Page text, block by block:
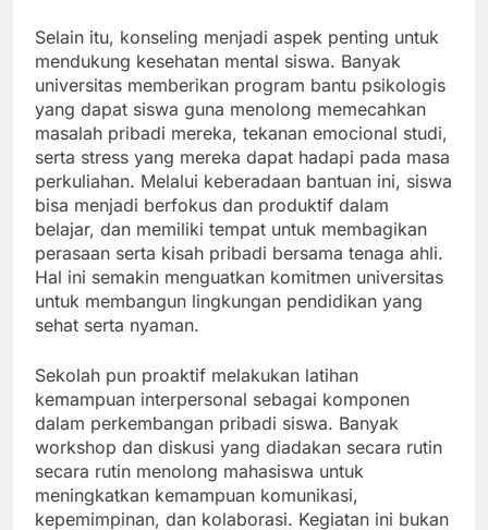
Selain itu, konseling menjadi aspek penting untuk
mendukung kesehatan mental siswa. Banyak
universitas memberikan program bantu psikologis
yang dapat siswa guna menolong memecahkan
masalah pribadi mereka, tekanan emocional studi,
serta stress yang mereka dapat hadapi pada masa
perkuliahan. Melalui keberadaan bantuan ini, siswa
bisa menjadi berfokus dan produktif dalam
belajar, dan memiliki tempat untuk membagikan
perasaan serta kisah pribadi bersama tenaga ahli.
Hal ini semakin menguatkan komitmen universitas
untuk membangun lingkungan pendidikan yang
sehat serta nyaman.
Sekolah pun proaktif melakukan latihan
kemampuan interpersonal sebagai komponen
dalam perkembangan pribadi siswa. Banyak
workshop dan diskusi yang diadakan secara rutin
secara rutin menolong mahasiswa untuk
meningkatkan kemampuan komunikasi,
kepemimpinan, dan kolaborasi. Kegiatan ini bukan